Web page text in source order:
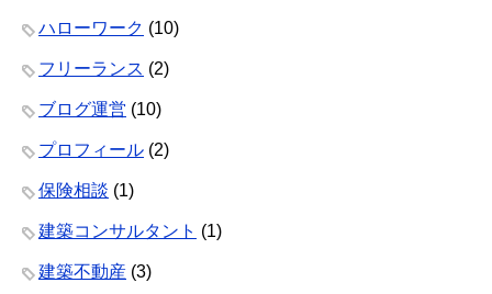
ハローワーク (10)
フリーランス (2)
ブログ運営 (10)
プロフィール (2)
保険相談 (1)
建築コンサルタント (1)
建築不動産 (3)